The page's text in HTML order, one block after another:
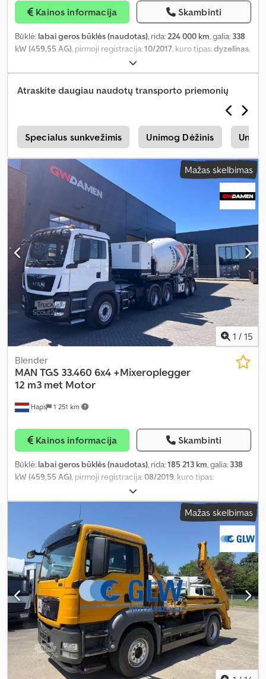
Kainos informacija Skambinti
Būklė: labai geros būklės (naudotas), rida:224 000 km, galia: 338
kW (459,55 AG), pirmoji registracija:10/2017, kuro tipas:dyzelinas,
dyzelinas
stabdymas, spalva:balta, vairuotojo kabina:dieninė kabina,
pavaros tipas:
mechaninis , pavarų skaičius: 16 , emisijos klasė:
plienas, Gamybos metai: , Įranga: ABS, elektrinis
langų reguliavimas, elektriškai reguliuojamas veidrodis, kruizo
kontrolė, oro kondicionavimas,
Atraskite daugiau naudotų transporto priemonių
Specialus sunkvežimis Unimog Dėžinis
Mažas skelbimas
1 / 15
Haps 1 251 km
Blender
MAN TGS 33.460 6x4 +Mixeroplegger
12 m3 met Motor
Kainos informacija Skambinti
Būklė: labai geros būklės (naudotas), rida:185 213 km, galia: 338
kW (459,55 AG), pirmoji registracija:08/2019, kuro tipas:
6x4, kuras:
variklio stabdymas, spalva:balta, vairuotojo kabina:dieninė
, pavaros tipas: , pavarų skaičius:12, emisijos
Euro 6, pakaba:plienas, Gamybos metai: , Įranga:ABS,
AdBlue, elektrinis langų reguliavimas, elektriškai reguliuojamas
veidrodis, kruizo kontrolė, oro kondicionavimas
Mažas skelbimas